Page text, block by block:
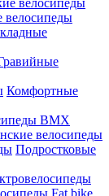
велосипеды
Комфортные
BMX
велосипеды
Подростковые
Fat bike